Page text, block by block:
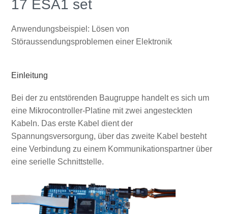
17 ESA1 set
Anwendungsbeispiel: Lösen von
Störaussendungsproblemen einer Elektronik
Einleitung
Bei der zu entstörenden Baugruppe handelt es sich um
eine Mikrocontroller-Platine mit zwei angesteckten
Kabeln. Das erste Kabel dient der
Spannungsversorgung, über das zweite Kabel besteht
eine Verbindung zu einem Kommunikationspartner über
eine serielle Schnittstelle.